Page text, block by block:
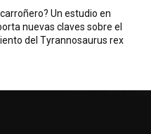
Un estudio en
nuevas claves sobre el
del Tyrannosaurus rex